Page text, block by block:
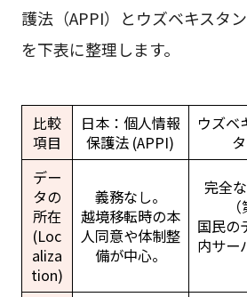
護法（APPI）とウズベキスタ
を下表に整理します。
比較
項目
日本：個人情報
保護法 (APPI)
ウズベ
デー
タの
所在
(Loc
aliza
tion)
義務なし。
越境移転時の本
人同意や体制整
備が中心。
完全
国民の
内サー